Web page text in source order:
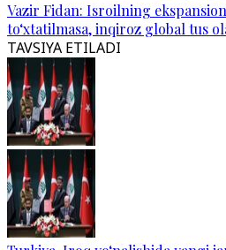
Vazir Fidan: Isroilning
to‘xtatilmasa, inqiroz global tus
TAVSIYA ETILADI